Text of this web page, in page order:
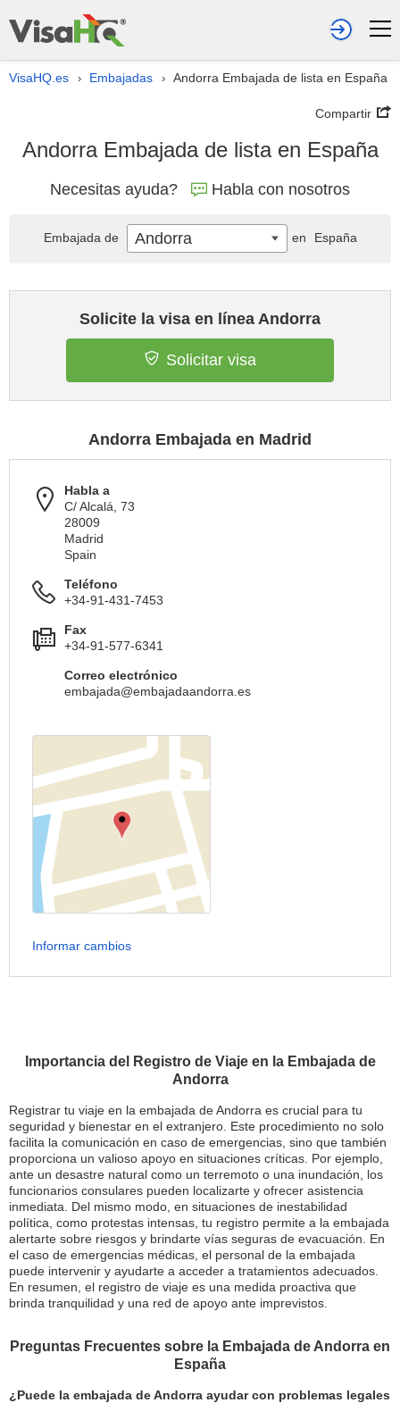
VisaHQ.es › Embajadas › Andorra Embajada de lista en España
Compartir
Andorra Embajada de lista en España
Necesitas ayuda? Habla con nosotros
Importancia del Registro de Viaje en la Embajada de
Andorra
Registrar tu viaje en la embajada de Andorra es crucial para tu
seguridad y bienestar en el extranjero. Este procedimiento no solo
facilita la comunicación en caso de emergencias, sino que también
proporciona un valioso apoyo en situaciones críticas. Por ejemplo,
ante un desastre natural como un terremoto o una inundación, los
funcionarios consulares pueden localizarte y ofrecer asistencia
inmediata. Del mismo modo, en situaciones de inestabilidad
política, como protestas intensas, tu registro permite a la embajada
alertarte sobre riesgos y brindarte vías seguras de evacuación. En
el caso de emergencias médicas, el personal de la embajada
puede intervenir y ayudarte a acceder a tratamientos adecuados.
En resumen, el registro de viaje es una medida proactiva que
brinda tranquilidad y una red de apoyo ante imprevistos.
Preguntas Frecuentes sobre la Embajada de Andorra en
España
¿Puede la embajada de Andorra ayudar con problemas legales
Solicite la visa en línea Andorra
Solicitar visa
Andorra Embajada en Madrid
Habla a
C/ Alcalá, 73
28009
Madrid
Spain
Teléfono
+34-91-431-7453
Fax
+34-91-577-6341
Correo electrónico
embajada@embajadaandorra.es
Informar cambios
Embajada de Andorra en España